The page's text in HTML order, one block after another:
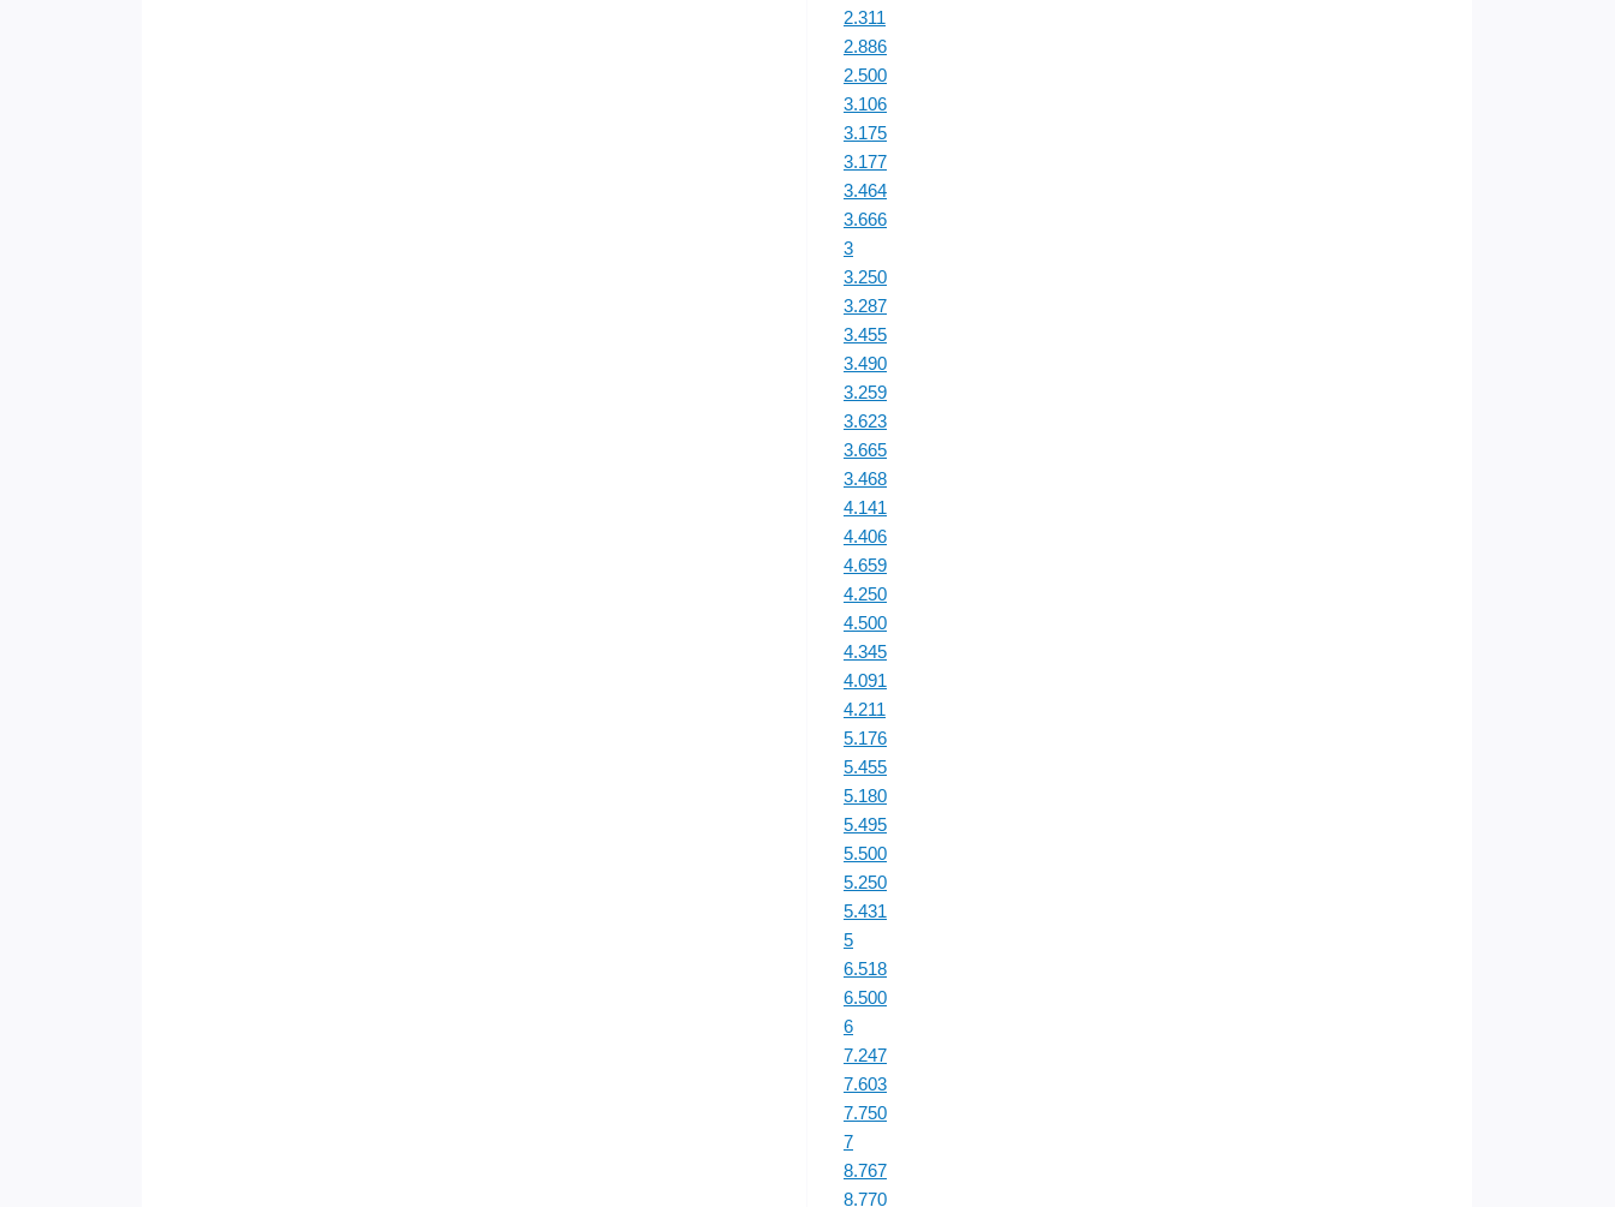
2.311
2.886
2.500
3.106
3.175
3.177
3.464
3.666
3
3.250
3.287
3.455
3.490
3.259
3.623
3.665
3.468
4.141
4.406
4.659
4.250
4.500
4.345
4.091
4.211
5.176
5.455
5.180
5.495
5.500
5.250
5.431
5
6.518
6.500
6
7.247
7.603
7.750
7
8.767
8.770